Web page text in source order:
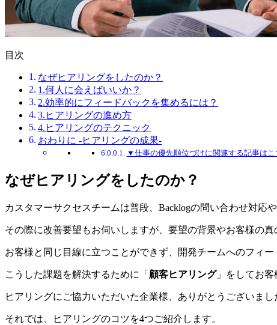
目次
なぜヒアリングをしたのか？
1.何人に会えばいいか？
2.効率的にフィードバックを集めるには？
3.ヒアリングの進め方
4.ヒアリングのテクニック
おわりに -ヒアリングの成果-
▼仕事の優先順位づけに関連する記事はこ
なぜヒアリングをしたのか？
カスタマーサクセスチームは普段、Backlogの問い合わせ対応
その際に改善要望もお伺いしますが、要望の背景やお客様の
お客様と同じ目線に立つことができず、開発チームへのフィ
こうした課題を解決するために「 顧客ヒアリング」をしてお客
ヒアリングにご協力いただいた企業様、ありがとうございま
それでは、ヒアリングのコツを4つご紹介します。